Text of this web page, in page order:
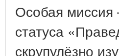
Особая
статуса
скрупулёзно